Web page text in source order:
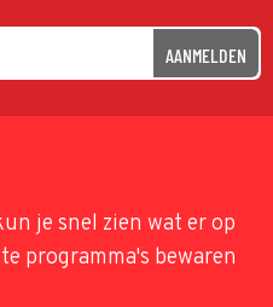
AANMELDEN
je snel zien wat er op
programma's bewaren